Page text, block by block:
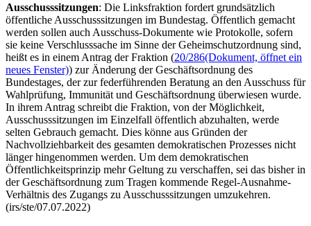
Ausschusssitzungen: Die Linksfraktion fordert grundsätzlich
öffentliche Ausschusssitzungen im Bundestag. Öffentlich gemacht
werden sollen auch Ausschuss-Dokumente wie Protokolle, sofern
sie keine Verschlusssache im Sinne der Geheimschutzordnung sind,
heißt es in einem Antrag der Fraktion (20/286(Dokument, öffnet ein
neues Fenster)) zur Änderung der Geschäftsordnung des
Bundestages, der zur federführenden Beratung an den Ausschuss für
Wahlprüfung, Immunität und Geschäftsordnung überwiesen wurde.
In ihrem Antrag schreibt die Fraktion, von der Möglichkeit,
Ausschusssitzungen im Einzelfall öffentlich abzuhalten, werde
selten Gebrauch gemacht. Dies könne aus Gründen der
Nachvollziehbarkeit des gesamten demokratischen Prozesses nicht
länger hingenommen werden. Um dem demokratischen
Öffentlichkeitsprinzip mehr Geltung zu verschaffen, sei das bisher in
der Geschäftsordnung zum Tragen kommende Regel-Ausnahme-
Verhältnis des Zugangs zu Ausschusssitzungen umzukehren.
(irs/ste/07.07.2022)